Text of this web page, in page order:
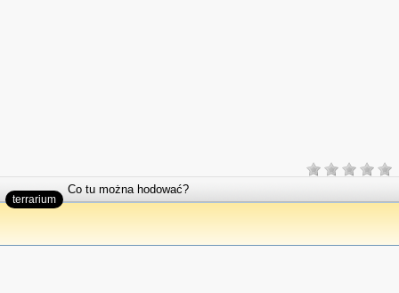
terrarium
Co tu można hodować?